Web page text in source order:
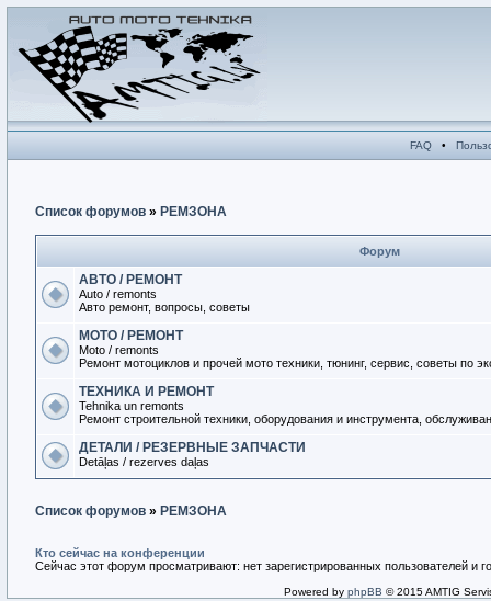
FAQ •
Список форумов » РЕМЗОНА
Форум
АВТО / РЕМОНТ
Auto / remonts
Авто ремонт, вопросы, советы
МОТО / РЕМОНТ
Moto / remonts
Ремонт мотоциклов и прочей мото техники, тюнинг, сервис, советы по
ТЕХНИКА И РЕМОНТ
Tehnika un remonts
Ремонт строительной техники, оборудования и инструмента,
ДЕТАЛИ / РЕЗЕРВНЫЕ ЗАПЧАСТИ
Detāļas / rezerves daļas
Список форумов » РЕМЗОНА
Кто сейчас на конференции
Сейчас этот форум просматривают: нет зарегистрированных пользователей и
Powered by phpBB © 2015 AMTIG